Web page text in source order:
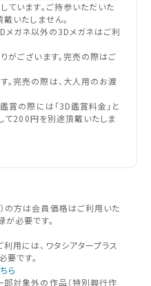
います。ご持参いただいた
いたしません。
ガネ以外の3Dメガネはご利
がございます。完売の際はご
。完売の際は、大人用のお渡
賞の際には「3D鑑賞料金」と
て200円を別途頂戴いたしま
の⽅は会員価格はご利⽤いた
必要です。
用には、ワタシアタープラス
です。
ら
部対象外の作品（特別興行作